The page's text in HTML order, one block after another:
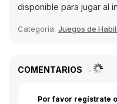
disponible para jugar al
Categoría: Juegos de
COMENTARIOS
Por favor regístrate